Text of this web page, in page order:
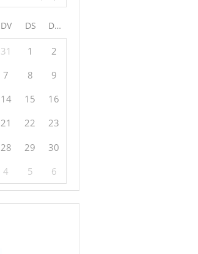
DV DS DG
31 1
2
7 8
9
14 15
16
21 22
23
28 29
30
4 5 6